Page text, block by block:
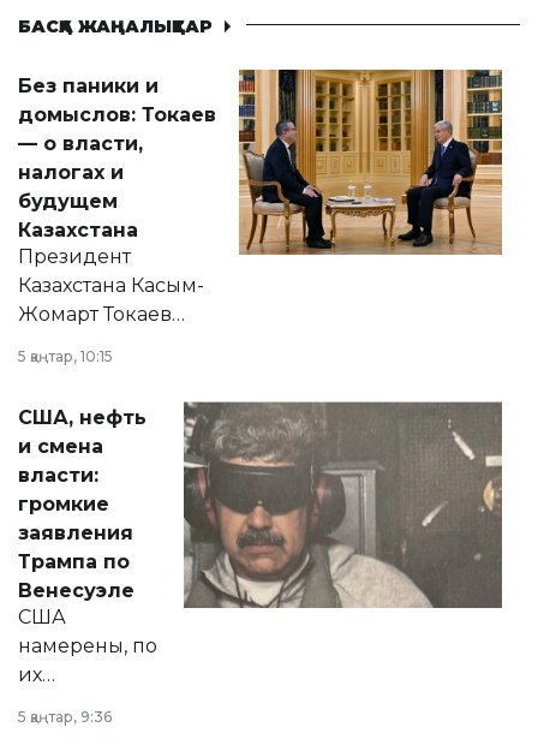
БАСҚА ЖАҢАЛЫҚТАР
Без паники и
домыслов: Токаев
— о власти,
налогах и
будущем
Казахстана
Президент
Казахстана Касым-
Жомарт Токаев
сразу несколько
актуальных тем —
от слухов о
политических
реформах до
вопросов армии,
экономики и
личного здоровья.
5 қаңтар, 10:15
США, нефть
и смена
власти:
громкие
заявления
Трампа по
Венесуэле
США
намерены, по
их
принести
5 қаңтар, 9:36